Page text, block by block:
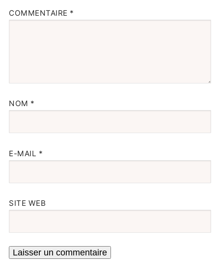
COMMENTAIRE *
NOM *
E-MAIL *
SITE WEB